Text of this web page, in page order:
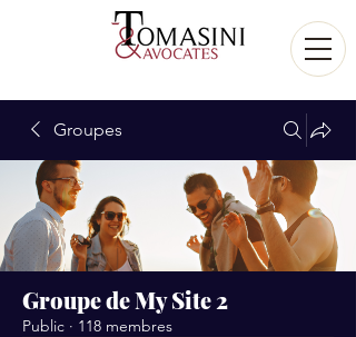
Groupes
Groupe de My Site 2
Public · 118 membres